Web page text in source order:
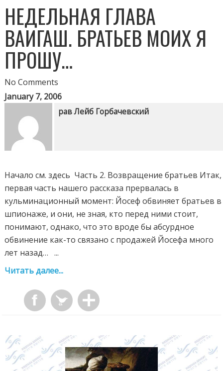
НЕДЕЛЬНАЯ ГЛАВА
ВАИГАШ. БРАТЬЕВ МОИХ Я
ПРОШУ…
No Comments
January 7, 2006
рав Лейб Горбачевский
Начало см. здесь Часть 2. Возвращение братьев Итак,
первая часть нашего рассказа прервалась в
кульминационный момент: Йосеф обвиняет братьев в
шпионаже, и они, не зная, кто перед ними стоит,
понимают, однако, что это вроде бы абсурдное
обвинение как-то связано с продажей Йосефа много
лет назад… ...
Читать далее...